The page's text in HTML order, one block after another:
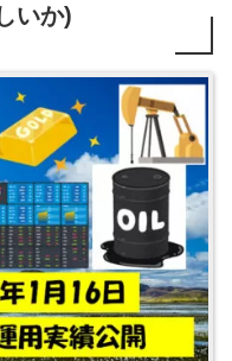
いか)